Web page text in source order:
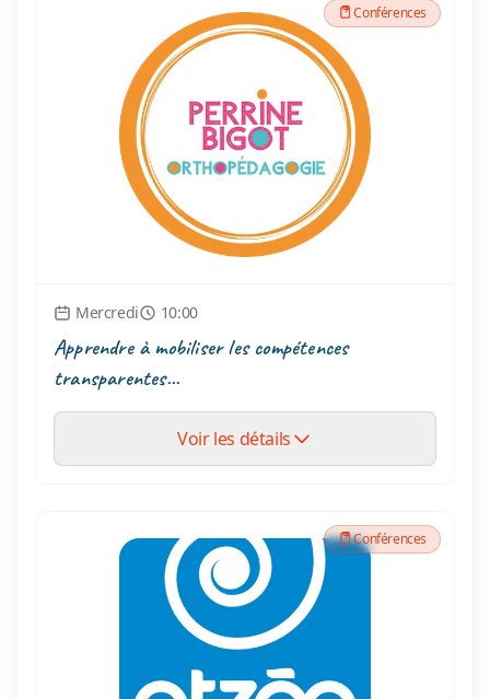
Conférences
Mercredi 10:00
Apprendre à mobiliser les compétences
transparentes...
Voir les détails
Conférences